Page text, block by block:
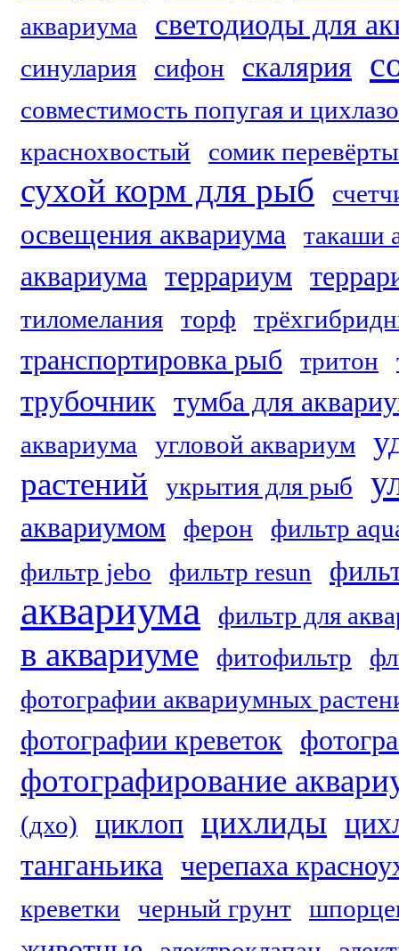
аквариума светодиоды для
синулария сифон скалярия
совместимость попугая и
краснохвостый
сомик
сухой корм для рыб
освещения аквариума такаши
аквариума террариум
тиломелания торф
транспортировка рыб тритон
трубочник тумба для
аквариума угловой аквариум
растений
укрытия для рыб
аквариумом ферон
фильтр
фильтр jebo
фильтр resun
аквариума фильтр для
в аквариуме фитофильтр
фотографии аквариумных
фотографии креветок
фотографирование
(дхо) циклоп цихлиды
танганьика
черепаха
креветки черный грунт